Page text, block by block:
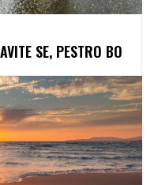
SE, PESTRO BO